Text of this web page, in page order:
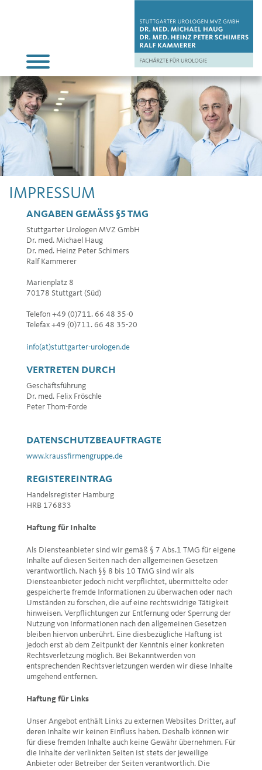
IMPRESSUM
ANGABEN GEMÄSS §5 TMG
Stuttgarter Urologen MVZ GmbH
Dr. med. Michael Haug
Dr. med. Heinz Peter Schimers
Ralf Kammerer
Marienplatz 8
70178 Stuttgart (Süd)
Telefon +49 (0)711. 66 48 35-0
Telefax +49 (0)711. 66 48 35-20
info(at)stuttgarter-urologen.de
VERTRETEN DURCH
Geschäftsführung
Dr. med. Felix Fröschle
Peter Thom-Forde
DATENSCHUTZBEAUFTRAGTE
www.kraussfirmengruppe.de
REGISTEREINTRAG
Handelsregister Hamburg
HRB 176833
Haftung für Inhalte
Als Diensteanbieter sind wir gemäß § 7 Abs.1 TMG für eigene
Inhalte auf diesen Seiten nach den allgemeinen Gesetzen
verantwortlich. Nach §§ 8 bis 10 TMG sind wir als
Diensteanbieter jedoch nicht verpflichtet, übermittelte oder
gespeicherte fremde Informationen zu überwachen oder nach
Umständen zu forschen, die auf eine rechtswidrige Tätigkeit
hinweisen. Verpflichtungen zur Entfernung oder Sperrung der
Nutzung von Informationen nach den allgemeinen Gesetzen
bleiben hiervon unberührt. Eine diesbezügliche Haftung ist
jedoch erst ab dem Zeitpunkt der Kenntnis einer konkreten
Rechtsverletzung möglich. Bei Bekanntwerden von
entsprechenden Rechtsverletzungen werden wir diese Inhalte
umgehend entfernen.
Haftung für Links
Unser Angebot enthält Links zu externen Websites Dritter, auf
deren Inhalte wir keinen Einfluss haben. Deshalb können wir
für diese fremden Inhalte auch keine Gewähr übernehmen. Für
die Inhalte der verlinkten Seiten ist stets der jeweilige
Anbieter oder Betreiber der Seiten verantwortlich. Die